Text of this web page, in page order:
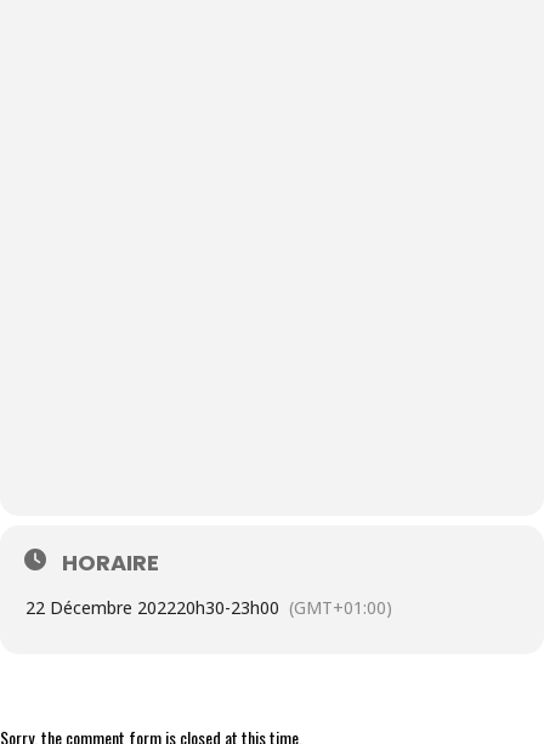
HORAIRE
22 Décembre 202220h30-23h00 (GMT+01:00)
Sorry, the comment form is closed at this time.